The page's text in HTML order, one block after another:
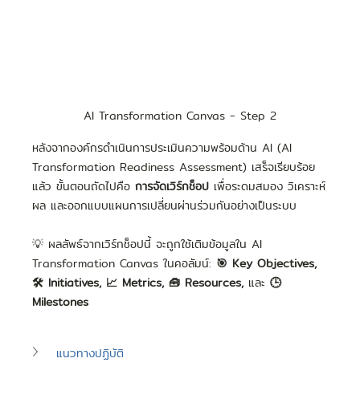
AI Transformation Canvas - Step 2
หลังจากองค์กรดำเนินการประเมินความพร้อมด้าน AI (AI
Transformation Readiness Assessment) เสร็จเรียบร้อย
แล้ว ขั้นตอนถัดไปคือ การจัดเวิร์กช็อป เพื่อระดมสมอง วิเคราะห์
ผล และออกแบบแผนการเปลี่ยนผ่านร่วมกันอย่างเป็นระบบ
💡 ผลลัพธ์จากเวิร์กช็อปนี้ จะถูกใช้เติมข้อมูลใน AI
Transformation Canvas ในคอลัมน์: 🎯 Key Objectives,
🛠️ Initiatives, 📈 Metrics, 🧰 Resources, และ 🕒
Milestones
แนวทางปฏิบัติ